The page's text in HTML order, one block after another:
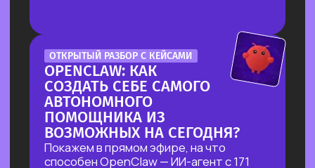
качественный комментарий для
СМИ
как собрать список компаний,
данные и инфографику по нужной
теме
как из самого примитивного
черновика «получить текст
уровня хорошего медиа»
Узнать подробнее